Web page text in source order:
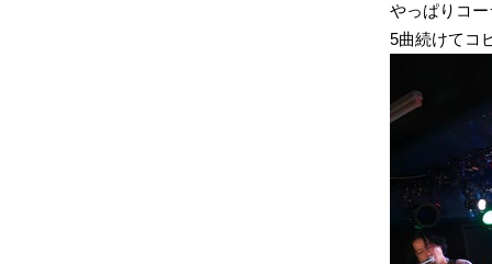
やっぱりコ
5曲続けてコ